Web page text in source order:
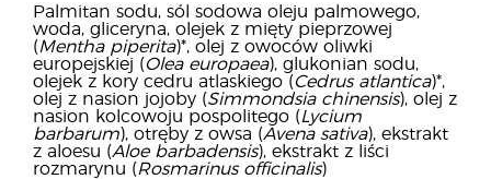
Palmitan sodu, sól sodowa oleju palmowego,
woda, gliceryna, olejek z mięty pieprzowej
(Mentha piperita)*, olej z owoców oliwki
europejskiej (Olea europaea), glukonian sodu,
olejek z kory cedru atlaskiego (Cedrus atlantica)*,
olej z nasion jojoby (Simmondsia chinensis), olej z
nasion kolcowoju pospolitego (Lycium
barbarum), otręby z owsa (Avena sativa), ekstrakt
z aloesu (Aloe barbadensis), ekstrakt z liści
rozmarynu (Rosmarinus officinalis)